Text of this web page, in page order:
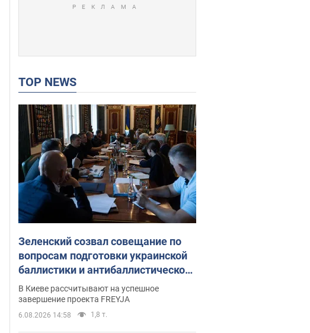
TOP NEWS
Зеленский созвал совещание по
вопросам подготовки украинской
баллистики и антибаллистической
программы FREYJA: какие
решения готовятся
В Киеве рассчитывают на успешное
завершение проекта FREYJA
6.08.2026 14:58 1,8 т.